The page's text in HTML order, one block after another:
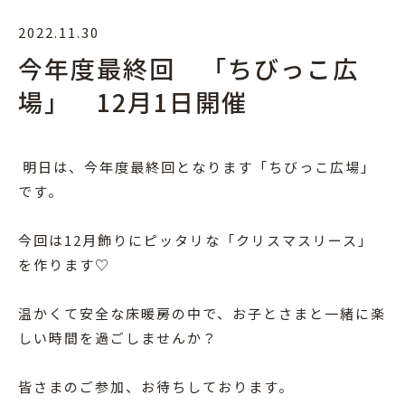
2022.11.30
今年度最終回 「ちびっこ広
場」 12月1日開催
明日は、今年度最終回となります「ちびっこ広場」
です。
今回は12月飾りにピッタリな「クリスマスリース」
を作ります♡
温かくて安全な床暖房の中で、お子とさまと一緒に楽
しい時間を過ごしませんか？
皆さまのご参加、お待ちしております。